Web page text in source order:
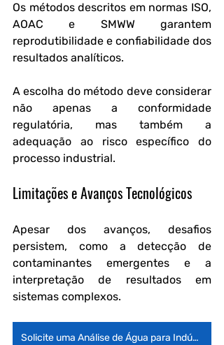
Os métodos descritos em normas ISO,
AOAC e SMWW garantem
reprodutibilidade e confiabilidade dos
resultados analíticos.
A escolha do método deve considerar
não apenas a conformidade
regulatória, mas também a
adequação ao risco específico do
processo industrial.
Limitações e Avanços Tecnológicos
Apesar dos avanços, desafios
persistem, como a detecção de
contaminantes emergentes e a
interpretação de resultados em
sistemas complexos.
Solicite uma Análise de Água para Indústria Alimentícia